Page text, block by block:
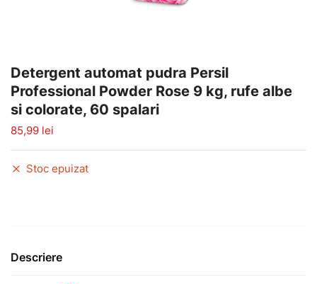
Detergent automat pudra Persil
Professional Powder Rose 9 kg, rufe albe
si colorate, 60 spalari
85,99 lei
Stoc epuizat
Descriere